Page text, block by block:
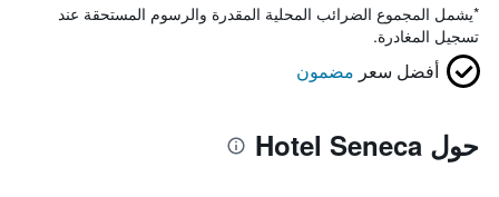
*يشمل المجموع الضرائب المحلية المقدرة والرسوم المستحقة عند
تسجيل المغادرة.
أفضل سعر مضمون
حول Hotel Seneca